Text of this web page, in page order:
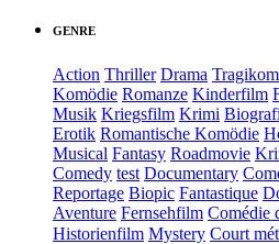
GENRE
Action Thriller Drama
Komödie Romanze Kinderfilm
Musik Kriegsfilm Krimi
Erotik Romantische Komödie
Musical Fantasy Roadmovie
Comedy test Documentary
Reportage Biopic Fantastique
Aventure Fernsehfilm Comédie
Historienfilm Mystery Court